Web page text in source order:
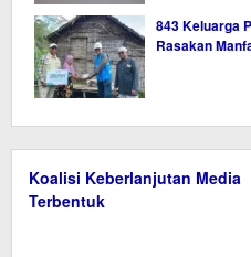
843 Keluarga
Rasakan
Koalisi Keberlanjutan Media
Terbentuk